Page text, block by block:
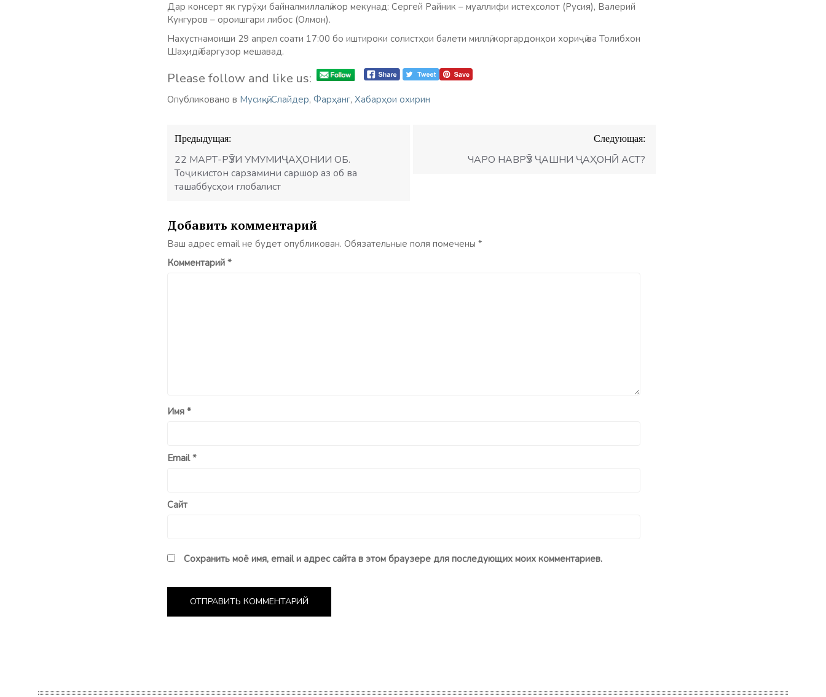
Дар консерт як гурӯҳи байналмиллалӣ кор мекунад: Сергей Райник – муаллифи истеҳсолот (Русия), Валерий
Кунгуров – ороишгари либос (Олмон).
Нахустнамоиши 29 апрел соати 17:00 бо иштироки солистҳои балети миллӣ, коргардонҳои хориҷӣ ва Толибхон
Шаҳидӣ баргузор мешавад.
Please follow and like us:
Опубликовано в Мусиқӣ,Слайдер, Фарҳанг, Хабарҳои охирин
Навигация
по
записям
Предыдущая:
22 МАРТ-РӮЗИ УМУМИҶАҲОНИИ ОБ.
Тоҷикистон сарзамини саршор аз об ва
ташаббусҳои глобалист
Следующая:
ЧАРО НАВРӮЗ ҶАШНИ ҶАҲОНӢ АСТ?
Добавить комментарий
Ваш адрес email не будет опубликован. Обязательные поля помечены *
Комментарий *
Имя *
Email*
Сайт
Сохранить моё имя, email и адрес сайта в этом браузере для последующих моих комментариев.